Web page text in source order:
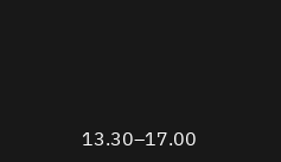
13.30–17.00